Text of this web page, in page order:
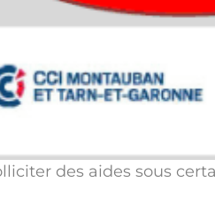
des aides sous